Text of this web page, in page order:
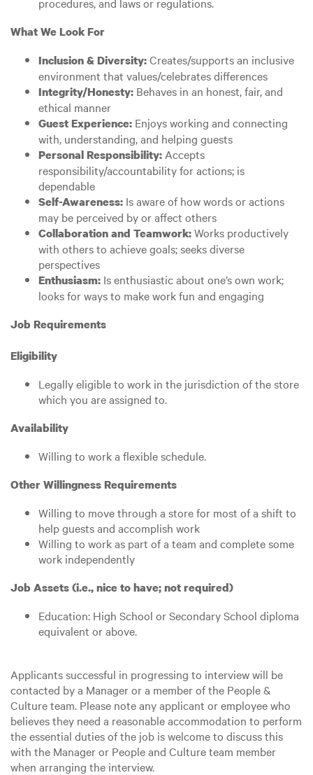
What We Look For
Inclusion & Diversity:Creates/supports an inclusive
environment that values/celebrates differences
Integrity/Honesty: Behaves in an honest, fair, and
ethical manner
Guest Experience: Enjoys working and connecting
with, understanding, and helping guests
Personal Responsibility: Accepts
responsibility/accountability for actions; is
dependable
Self-Awareness: Is aware of how words or actions
may be perceived by or affect others
Collaboration and Teamwork:Works productively
with others to achieve goals; seeks diverse
perspectives
Enthusiasm: Is enthusiastic about one’s own work;
looks for ways to make work fun and engaging
Job Requirements
Eligibility
Legally eligible to work in the jurisdiction of the store
which you are assigned to.
Availability
Willing to work a flexible schedule.
Other Willingness Requirements
Willing to move through a store for most of a shift to
help guests and accomplish work
Willing to work as part of a team and complete some
work independently
Job Assets (i.e., nice to have; not required)
Education: High School or Secondary School diploma
equivalent or above.
Applicants successful in progressing to interview will be
contacted by a Manager or a member of the People &
Culture team. Please note any applicant or employee who
believes they need a reasonable accommodation to perform
the essential duties of the job is welcome to discuss this
with the Manager or People and Culture team member
when arranging the interview.